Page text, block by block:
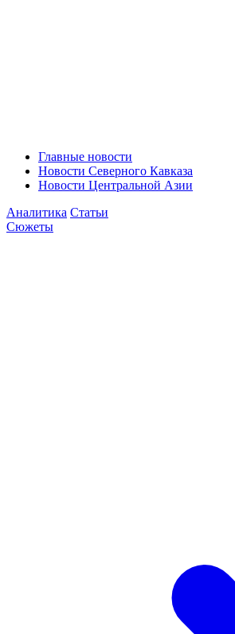
Главные новости
Новости Северного Кавказа
Новости Центральной Азии
Аналитика Статьи
Сюжеты